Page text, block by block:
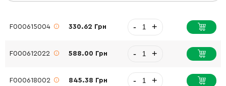
F000615004 330.62 Грн - +
F000612022 588.00 Грн - +
F000618002 845.38 Грн - +